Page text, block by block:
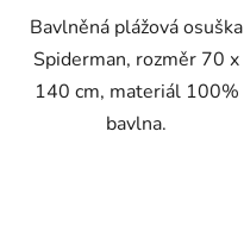
Bavlněná plážová osuška
Spiderman, rozměr 70 x
140 cm, materiál 100%
bavlna.